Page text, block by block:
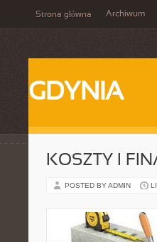
Strona główna Archiwum
GDYNIA
KOSZTY I
POSTED BY ADMIN